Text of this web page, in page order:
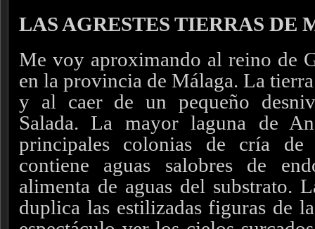
LAS AGRESTES TIERRAS DE
Me voy aproximando al reino de
en la provincia de Málaga. La
y al caer de un pequeño
Salada. La mayor laguna de
principales colonias de cría de
contiene aguas salobres de
alimenta de aguas del substrato.
duplica las estilizadas figuras de